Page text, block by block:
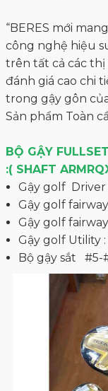
“BERES mới
công nghệ hiệu
trên tất cả các
đánh giá cao chi
trong gậy gôn
Sản phẩm Toàn
BỘ GẬY
:( SHAFT
Gậy golf
Gậy golf
Gậy golf
Gậy golf Utility
Bộ gậy sắt #5-